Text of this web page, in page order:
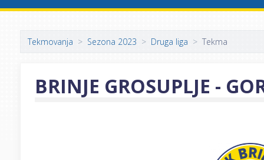
Tekmovanja Sezona 2023 Druga liga Tekma
BRINJE GROSUPLJE -